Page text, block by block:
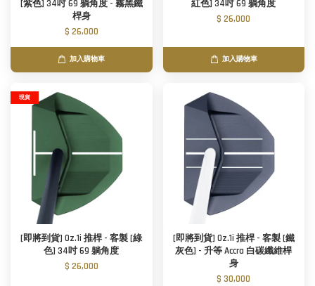
[紫色] 34吋 69 躺角度 - 霧黑鐵
桿身
$ 26,000
加入購物車
紅色] 34吋 69 躺角度
$ 26,000
加入購物車
現貨
[即將到貨] Oz.1i 推桿 - 客製 [綠
色] 34吋 69 躺角度
$ 26,000
[即將到貨] Oz.1i 推桿 - 客製 [鐵
灰色] - 升等 Accra 白碳纖維桿
身
$ 30,000